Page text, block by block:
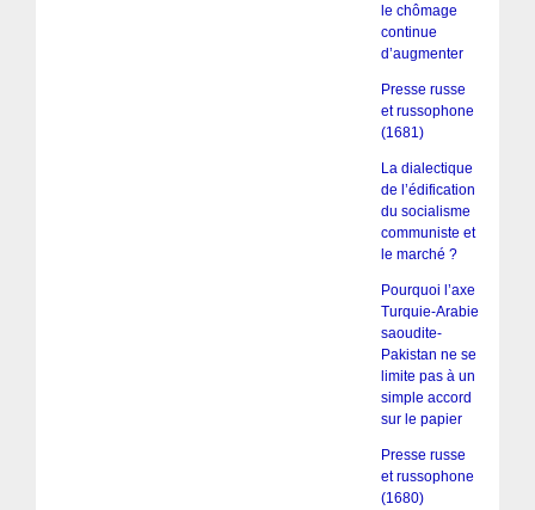
le chômage
continue
d’augmenter
Presse russe
et russophone
(1681)
La dialectique
de l’édification
du socialisme
communiste et
le marché ?
Pourquoi l’axe
Turquie-Arabie
saoudite-
Pakistan ne se
limite pas à un
simple accord
sur le papier
Presse russe
et russophone
(1680)